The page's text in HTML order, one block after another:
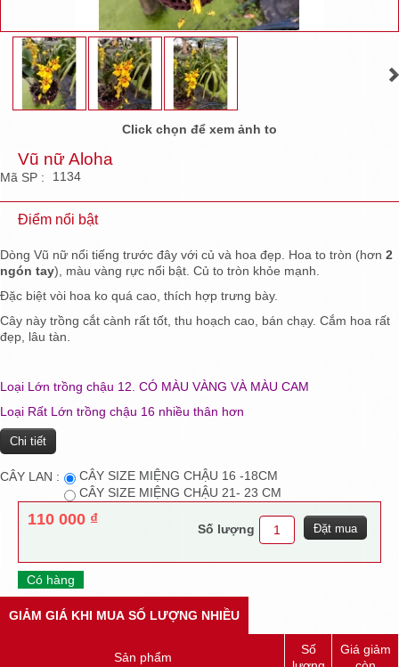
Click chọn để xem ảnh to
Vũ nữ Aloha
Mã SP : 1134
Điểm nổi bật
Dòng Vũ nữ nổi tiếng trước đây với củ và hoa đẹp. Hoa to tròn (hơn 2
ngón tay), màu vàng rực nổi bật. Củ to tròn khỏe mạnh.
Đặc biệt vòi hoa ko quá cao, thích hợp trưng bày.
Cây này trồng cắt cành rất tốt, thu hoạch cao, bán chạy. Cắm hoa rất
đẹp, lâu tàn.
Loại Lớn trồng chậu 12. CÓ MÀU VÀNG VÀ MÀU CAM
Loại Rất Lớn trồng chậu 16 nhiều thân hơn
Chi tiết
CÂY LAN :
CÂY SIZE MIỆNG CHẬU 16 -18CM
CÂY SIZE MIỆNG CHẬU 21- 23 CM
110 000 ₫
Số lượng
Có hàng
GIẢM GIÁ KHI MUA SỐ LƯỢNG NHIỀU
Sản phẩm
Số
Giá giảm